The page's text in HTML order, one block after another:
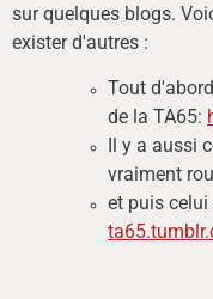
sur quelques blogs.
exister d'autres :
Tout
de la TA65:
Il y a aussi
vraiment
et puis celui